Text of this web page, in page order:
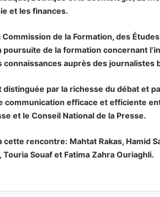
et les finances.
de la Formation, des
poursuite de la formation concernant
auprès des journalistes
distinguée par la richesse du débat et
communication efficace et efficiente
et le Conseil National de la Presse.
cette rencontre: Mahtat Rakas, Hamid
Souaf et Fatima Zahra Ouriaghli.